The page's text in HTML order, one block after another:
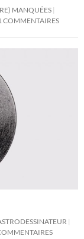
MANQUÉES
COMMENTAIRES